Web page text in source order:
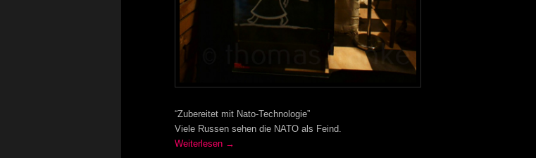
“Zubereitet mit Nato-Technologie”
Viele Russen sehen die NATO als Feind.
Weiterlesen →